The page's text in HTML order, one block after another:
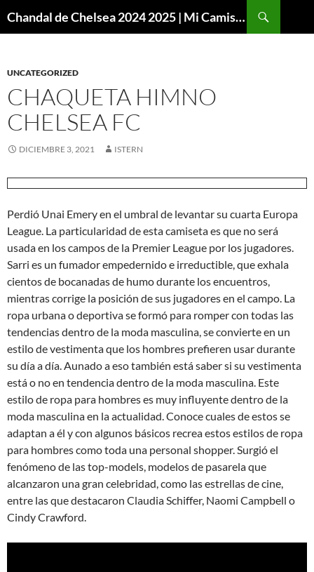
Chandal de Chelsea 2024 2025 | Mi Camiseta Futbol
UNCATEGORIZED
CHAQUETA HIMNO
CHELSEA FC
DICIEMBRE 3, 2021 ISTERN
Perdió Unai Emery en el umbral de levantar su cuarta Europa
League. La particularidad de esta camiseta es que no será
usada en los campos de la Premier League por los jugadores.
Sarri es un fumador empedernido e irreductible, que exhala
cientos de bocanadas de humo durante los encuentros,
mientras corrige la posición de sus jugadores en el campo. La
ropa urbana o deportiva se formó para romper con todas las
tendencias dentro de la moda masculina, se convierte en un
estilo de vestimenta que los hombres prefieren usar durante
su día a día. Aunado a eso también está saber si su vestimenta
está o no en tendencia dentro de la moda masculina. Este
estilo de ropa para hombres es muy influyente dentro de la
moda masculina en la actualidad. Conoce cuales de estos se
adaptan a él y con algunos básicos recrea estos estilos de ropa
para hombres como toda una personal shopper. Surgió el
fenómeno de las top-models, modelos de pasarela que
alcanzaron una gran celebridad, como las estrellas de cine,
entre las que destacaron Claudia Schiffer, Naomi Campbell o
Cindy Crawford.